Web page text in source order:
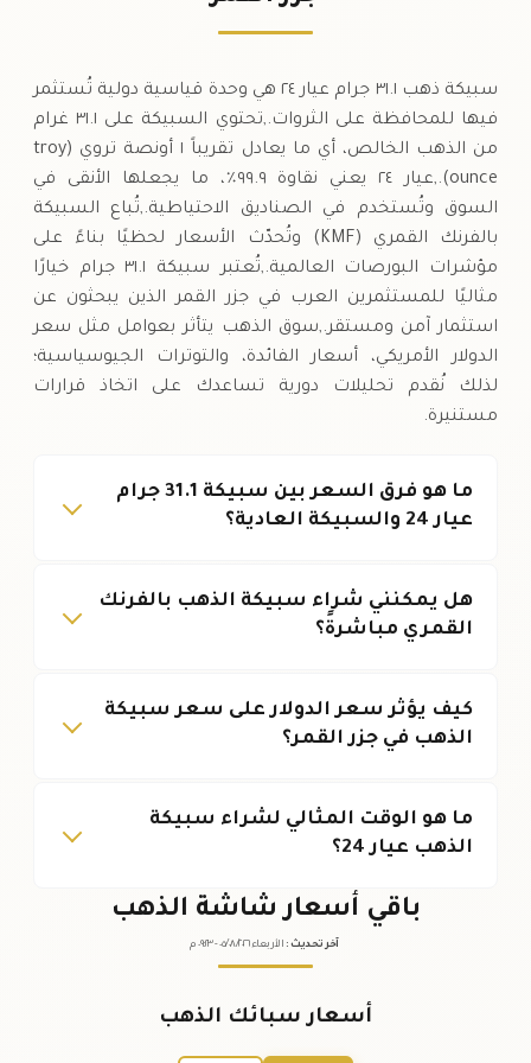
سبيكة ذهب ٣١.١ جرام عيار ٢٤ هي وحدة قياسية دولية تُستثمر
فيها للمحافظة على الثروات.,تحتوي السبيكة على ٣١.١ غرام
من الذهب الخالص، أي ما يعادل تقريباً ١ أونصة تروي (troy
ounce).,عيار ٢٤ يعني نقاوة ٩٩.٩٪، ما يجعلها الأنقى في
السوق وتُستخدم في الصناديق الاحتياطية.,تُباع السبيكة
بالفرنك القمري (KMF) وتُحدّث الأسعار لحظيًا بناءً على
مؤشرات البورصات العالمية.,تُعتبر سبيكة ٣١.١ جرام خيارًا
مثاليًا للمستثمرين العرب في جزر القمر الذين يبحثون عن
استثمار آمن ومستقر.,سوق الذهب يتأثر بعوامل مثل سعر
الدولار الأمريكي، أسعار الفائدة، والتوترات الجيوسياسية؛
لذلك نُقدم تحليلات دورية تساعدك على اتخاذ قرارات
مستنيرة.
ما هو فرق السعر بين سبيكة 31.1 جرام
عيار 24 والسبيكة العادية؟
هل يمكنني شراء سبيكة الذهب بالفرنك
القمري مباشرةً؟
كيف يؤثر سعر الدولار على سعر سبيكة
الذهب في جزر القمر؟
ما هو الوقت المثالي لشراء سبيكة
الذهب عيار 24؟
باقي أسعار شاشة الذهب
آخر تحديث : الأربعاء ٠٥ /٠٨/٢٠٢٦ - ٠٩:٢٣م
أسعار سبائك الذهب